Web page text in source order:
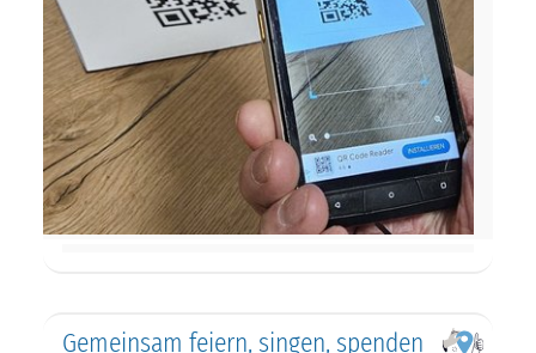
Gemeinsam feiern, singen, spenden